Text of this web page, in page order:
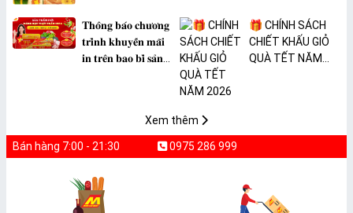
𝐓𝐡𝐨̂𝐧𝐠 𝐛𝐚́𝐨 𝐜𝐡𝐮̛𝐨̛𝐧𝐠
𝐭𝐫𝐢̀𝐧𝐡 𝐤𝐡𝐮𝐲𝐞̂́𝐧 𝐦𝐚̃𝐢
𝐢𝐧 𝐭𝐫𝐞̂𝐧 𝐛𝐚𝐨 𝐛𝐢̀ 𝐬𝐚̉𝐧
🎁 CHÍNH SÁCH
CHIẾT KHẤU GIỎ
QUÀ TẾT NĂM
Xem thêm
Bán hàng 7:00 - 21:30 0975 286 999